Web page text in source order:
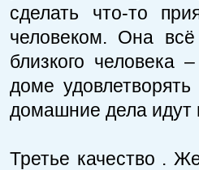
сделать что-то
человеком. Она всё
близкого
доме
домашние дела идут
Третье качество .